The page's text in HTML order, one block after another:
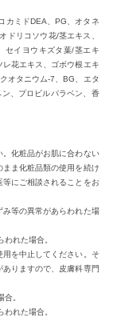
カミドDEA、PG、オタネ
ドリコソウ花/茎エキス、
セイヨウキズタ葉/茎エキ
花エキス、ゴボウ根エキ
オタニウム-7、BG、エタ
、プロビルパラベン、香
化粧品がお肌に合わない
ま化粧品類の使用を続け
にご相談されることをお
等の異常があらわれた場
れた場合。
を中止してください。そ
りますので、皮膚科専門
。
れた場合。